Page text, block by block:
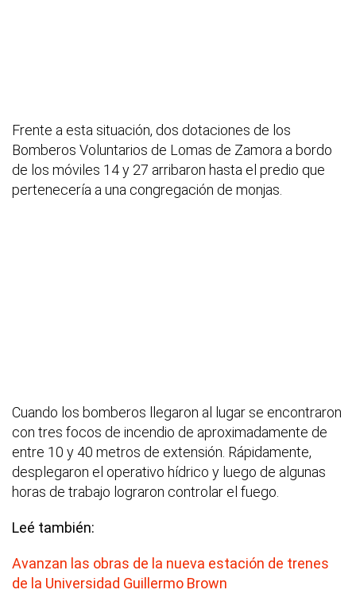
Frente a esta situación, dos dotaciones de los
Bomberos Voluntarios de Lomas de Zamora a bordo
de los móviles 14 y 27 arribaron hasta el predio que
pertenecería a una congregación de monjas.
Cuando los bomberos llegaron al lugar se encontraron
con tres focos de incendio de aproximadamente de
entre 10 y 40 metros de extensión. Rápidamente,
desplegaron el operativo hídrico y luego de algunas
horas de trabajo lograron controlar el fuego.
Leé también:
Avanzan las obras de la nueva estación de trenes
de la Universidad Guillermo Brown